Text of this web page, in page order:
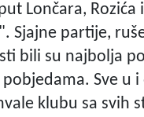
Lončara,
Sjajne partije,
bili su najbolja
Sve u
klubu sa svih